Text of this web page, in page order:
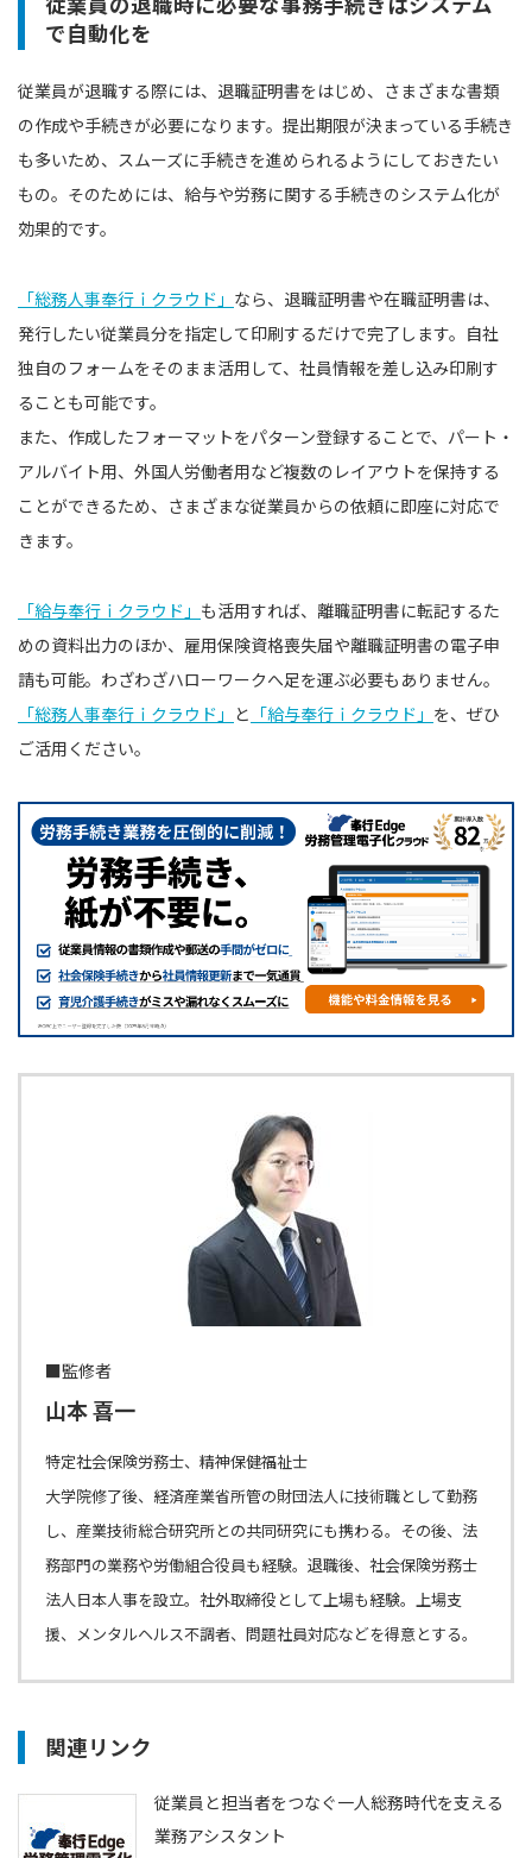
で自動化を
従業員が退職する際には、退職証明書をはじめ、さまざまな書類
の作成や手続きが必要になります。提出期限が決まっている手続き
も多いため、スムーズに手続きを進められるようにしておきたい
もの。そのためには、給与や労務に関する手続きのシステム化が
効果的です。
「総務人事奉行ｉクラウド」 なら、退職証明書や在職証明書は、
発行したい従業員分を指定して印刷するだけで完了します。自社
独自のフォームをそのまま活用して、社員情報を差し込み印刷す
ることも可能です。
また、作成したフォーマットをパターン登録することで、パート・
アルバイト用、外国人労働者用など複数のレイアウトを保持する
ことができるため、さまざまな従業員からの依頼に即座に対応で
きます。
「給与奉行ｉクラウド」 も活用すれば、離職証明書に転記するた
めの資料出力のほか、雇用保険資格喪失届や離職証明書の電子申
請も可能。わざわざハローワークへ足を運ぶ必要もありません。
「総務人事奉行ｉクラウド」 と 「給与奉行ｉクラウド」 を、ぜひ
ご活用ください。
■監修者
山本 喜一
特定社会保険労務士、精神保健福祉士
大学院修了後、経済産業省所管の財団法人に技術職として勤務
し、産業技術総合研究所との共同研究にも携わる。その後、法
務部門の業務や労働組合役員も経験。退職後、社会保険労務士
法人日本人事を設立。社外取締役として上場も経験。上場支
援、メンタルヘルス不調者、問題社員対応などを得意とする。
関連リンク
従業員と担当者をつなぐ一人総務時代を支える
業務アシスタント